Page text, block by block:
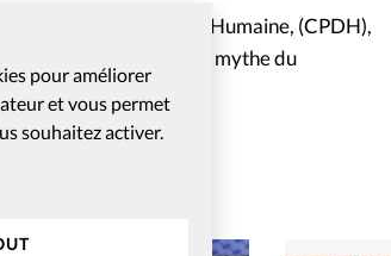
pour améliorer
et vous permet
souhaitez activer.
pour la Dignité Humaine, (CPDH),
en garde contre «ce mythe du